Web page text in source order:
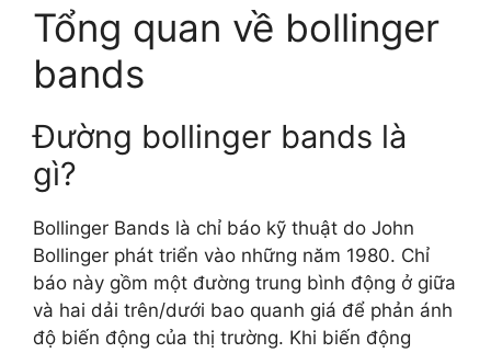
Tổng quan về bollinger
bands
Đường bollinger bands là
gì?
Bollinger Bands là chỉ báo kỹ thuật do John
Bollinger phát triển vào những năm 1980. Chỉ
báo này gồm một đường trung bình động ở giữa
và hai dải trên/dưới bao quanh giá để phản ánh
độ biến động của thị trường. Khi biến động